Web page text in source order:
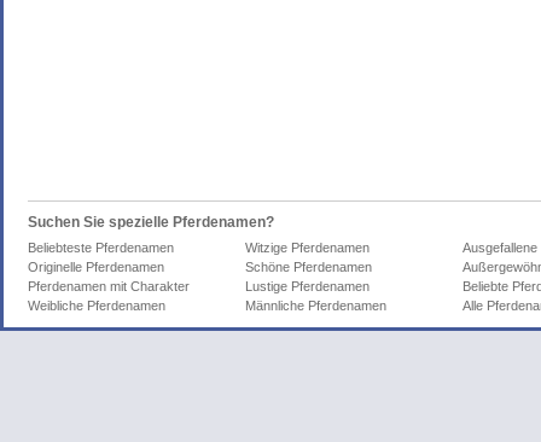
Suchen Sie spezielle Pferdenamen?
Beliebteste Pferdenamen Witzige Pferdenamen
Originelle Pferdenamen
Schöne Pferdenamen
Pferdenamen mit Charakter
Lustige Pferdenamen
Beliebte
Weibliche Pferdenamen
Männliche Pferdenamen Alle